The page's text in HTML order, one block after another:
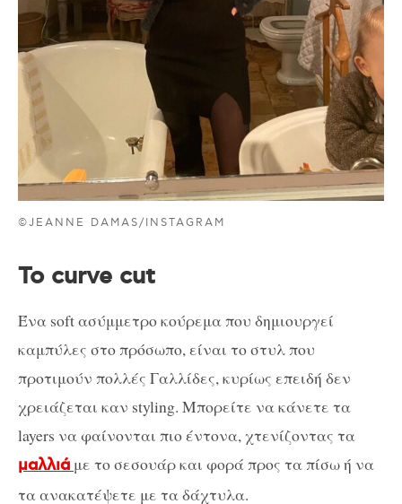
©JEANNE DAMAS/INSTAGRAM
To curve cut
Ένα soft ασύμμετρο κούρεμα που δημιουργεί
καμπύλες στο πρόσωπο, είναι το στυλ που
προτιμούν πολλές Γαλλίδες, κυρίως επειδή δεν
χρειάζεται καν styling. Μπορείτε να κάνετε τα
layers να φαίνονται πιο έντονα, χτενίζοντας τα
μαλλιά με το σεσουάρ και φορά προς τα πίσω ή να
τα ανακατέψετε με τα δάχτυλα.